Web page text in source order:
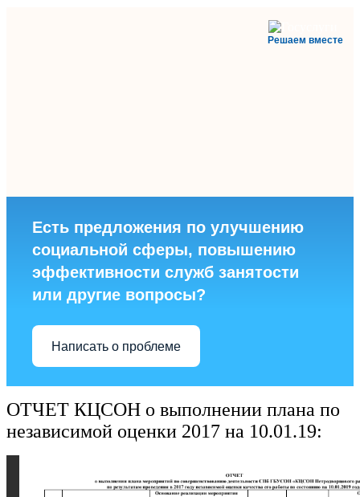
Решаем вместе
Есть предложения по улучшению
социальной сферы, повышению
эффективности служб занятости
или другие вопросы?
Написать о проблеме
ОТЧЕТ КЦСОН о выполнении плана по
независимой оценки 2017 на 10.01.19: